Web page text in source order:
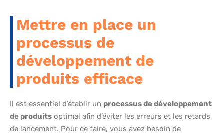
Mettre en place un
processus de
développement de
produits efficace
Il est essentiel d’établir un processus de développement
de produits optimal afin d’éviter les erreurs et les retards
de lancement. Pour ce faire, vous avez besoin de